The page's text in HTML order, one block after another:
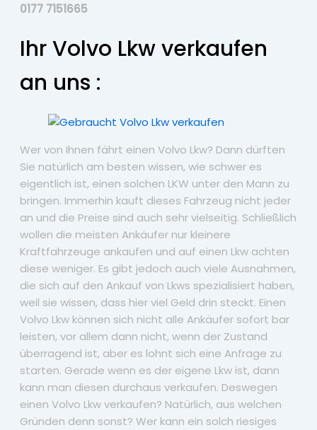
0177 7151665
Ihr Volvo Lkw verkaufen
an uns :
Wer von Ihnen fährt einen Volvo Lkw? Dann dürften
Sie natürlich am besten wissen, wie schwer es
eigentlich ist, einen solchen LKW unter den Mann zu
bringen. Immerhin kauft dieses Fahrzeug nicht jeder
an und die Preise sind auch sehr vielseitig. Schließlich
wollen die meisten Ankäufer nur kleinere
Kraftfahrzeuge ankaufen und auf einen Lkw achten
diese weniger. Es gibt jedoch auch viele Ausnahmen,
die sich auf den Ankauf von Lkws spezialisiert haben,
weil sie wissen, dass hier viel Geld drin steckt. Einen
Volvo Lkw können sich nicht alle Ankäufer sofort bar
leisten, vor allem dann nicht, wenn der Zustand
überragend ist, aber es lohnt sich eine Anfrage zu
starten. Gerade wenn es der eigene Lkw ist, dann
kann man diesen durchaus verkaufen. Deswegen
einen Volvo Lkw verkaufen? Natürlich, aus welchen
Gründen denn sonst? Wer kann ein solch riesiges